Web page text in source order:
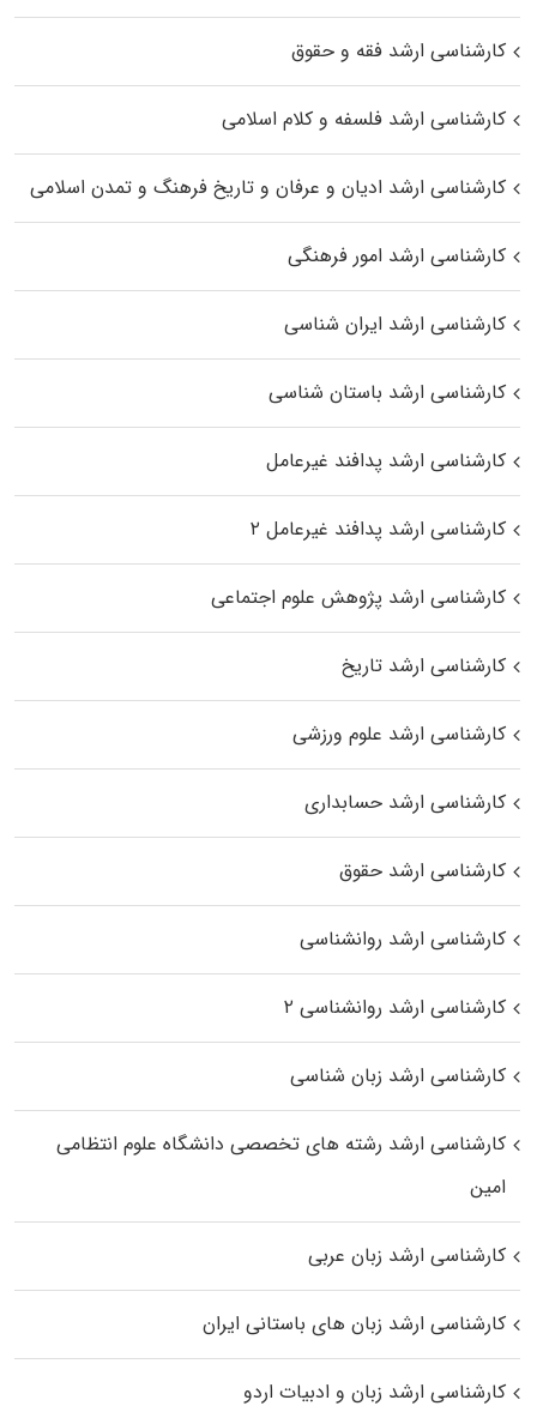
کارشناسی ارشد فقه و حقوق
کارشناسی ارشد فلسفه و کلام اسلامی
کارشناسی ارشد ادیان و عرفان و تاریخ فرهنگ و تمدن اسلامی
کارشناسی ارشد امور فرهنگی
کارشناسی ارشد ایران شناسی
کارشناسی ارشد باستان شناسی
کارشناسی ارشد پدافند غیرعامل
کارشناسی ارشد پدافند غیرعامل ۲
کارشناسی ارشد پژوهش علوم اجتماعی
کارشناسی ارشد تاریخ
کارشناسی ارشد علوم ورزشی
کارشناسی ارشد حسابداری
کارشناسی ارشد حقوق
کارشناسی ارشد روانشناسی
کارشناسی ارشد روانشناسی ۲
کارشناسی ارشد زبان شناسی
کارشناسی ارشد رﺷﺘﻪ ﻫﺎی تخصصی داﻧﺸﮕﺎه ﻋﻠﻮم انتظامی
اﻣﻴﻦ
کارشناسی ارشد زبان عربی
کارشناسی ارشد زبان‌ های باستانی ایران
کارشناسی ارشد زبان و ادبیات اردو